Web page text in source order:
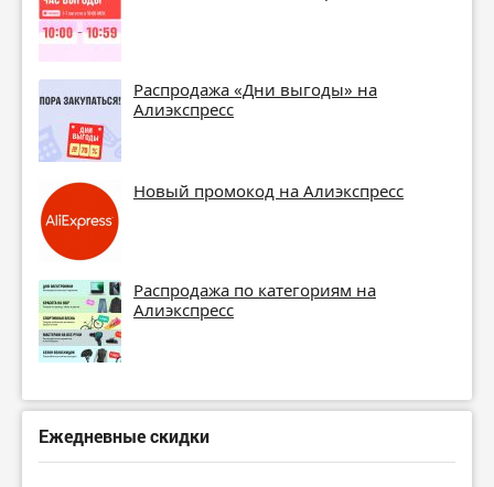
Распродажа «Дни выгоды» на
Алиэкспресс
Новый промокод на Алиэкспресс
Распродажа по категориям на
Алиэкспресс
Ежедневные скидки